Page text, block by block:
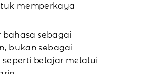
memperkaya
sebagai
bukan sebagai
seperti belajar melalui